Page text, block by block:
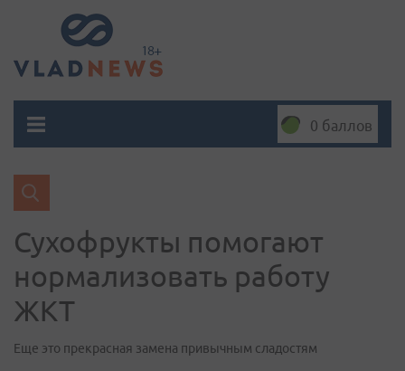
0 баллов
Сухофрукты помогают
нормализовать работу
ЖКТ
Еще это прекрасная замена привычным сладостям